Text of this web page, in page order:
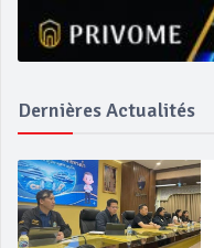
Dernières Actualités